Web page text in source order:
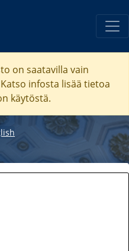
on saatavilla vain
infosta lisää tietoa
käytöstä.